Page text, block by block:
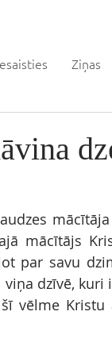
Ziņas
mācītājs
par savu
dzīvē, kuri
vēlme Kristu